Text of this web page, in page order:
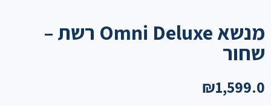
מנשא Omni Deluxe רשת –
שחור
₪1,599.0